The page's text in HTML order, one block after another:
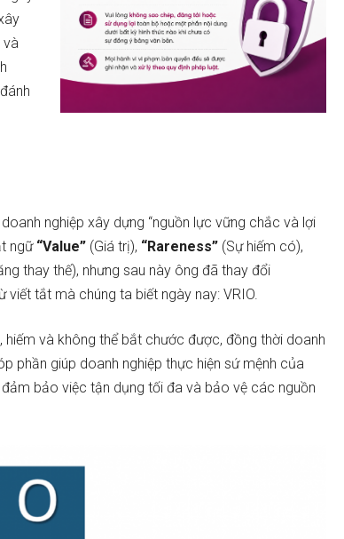
và
nghiệp xây dựng “nguồn lực vững chắc và lợi
ngữ “Value” (Giá trị), “Rareness” (Sự hiếm có),
thay thế), nhưng sau này ông đã thay đổi
viết tắt mà chúng ta biết ngày nay: VRIO.
và không thể bắt chước được, đồng thời doanh
phần giúp doanh nghiệp thực hiện sứ mệnh của
bảo việc tận dụng tối đa và bảo vệ các nguồn